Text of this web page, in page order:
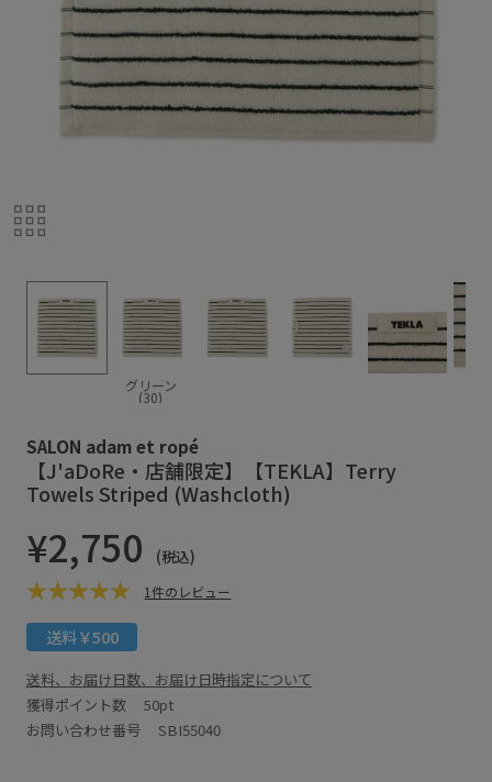
グリーン
(30)
SALON adam et ropé
【J'aDoRe・店舗限定】【TEKLA】Terry
Towels Striped (Washcloth)
¥2,750 (税込)
1件のレビュー
送料￥500
送料、お届け日数、お届け日時指定について
獲得ポイント数 50pt
お問い合わせ番号 SBI55040